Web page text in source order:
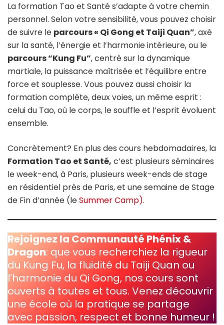
La formation Tao et Santé s’adapte à votre chemin
personnel. Selon votre sensibilité, vous pouvez choisir
de suivre le parcours « Qi Gong et Taiji Quan”, axé
sur la santé, l’énergie et l’harmonie intérieure, ou le
parcours “Kung Fu”, centré sur la dynamique
martiale, la puissance maîtrisée et l’équilibre entre
force et souplesse. Vous pouvez aussi choisir la
formation complète, deux voies, un même esprit :
celui du Tao, où le corps, le souffle et l’esprit évoluent
ensemble.
Concrètement? En plus des cours hebdomadaires, la
Formation Tao et Santé, c’est plusieurs séminaires
le week-end, à Paris, plusieurs week-ends de stage
en résidentiel près de Paris, et une semaine de Stage
de Fin d’année (leSummer Camp).
Rejoignez la Communauté Phénix &
Dragon: que vous recherchiez la rigueur
du Kung Fu, la fluidité du Taiji Quan ou
l’harmonie du Qi Gong, nos cours sont
ouverts à toutes et tous. Venez découvrir
une école où la pratique se partage
avec passion, respect et bonne humeur !